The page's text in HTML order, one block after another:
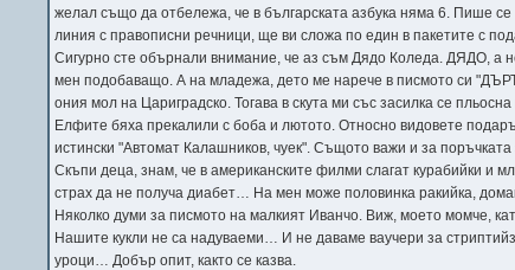
желал също да отбележа, че в българската азбука няма 6. Пише
линия с правописни речници, ще ви сложа по един в пакетите с
Сигурно сте обърнали внимание, че аз съм Дядо Коледа. ДЯДО, а
мен подобаващо. А на младежа, дето ме нарече в писмото си
ония мол на Цариградско. Тогава в скута ми със засилка се
Елфите бяха прекалили с боба и лютото. Относно видовете
истински "Автомат Калашников, чуек". Същото важи и за
Скъпи деца, знам, че в американските филми слагат курабийки и
страх да не получа диабет… На мен може половинка ракийка,
Няколко думи за писмото на малкият Иванчо. Виж, моето момче,
Нашите кукли не са надуваеми… И не даваме ваучери за
уроци… Добър опит, както се казва.